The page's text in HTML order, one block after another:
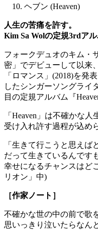
ヘブン (Heaven)
人生の苦痛を許す。
Kim Sa Wolの定規3rdアル
フォークデュオのキム・
密」でデビューして以来
「ロマンス」(2018)を発
したシンガーソングライ
目の定規アルバム『
「Heaven」は不確かな
受け入れ許す過程が込め
「生きて行こうと思えば
だって生きているんです
幸せになるチャンスはど
リオン」中)
［作家ノート］
不確かな世の中の前で歌
思いっきり泣いたらなん